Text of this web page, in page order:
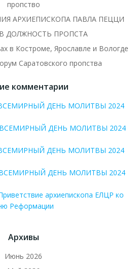
пропство
АРХИЕПИСКОПА ПАВЛА ПЕЦЦИ
ДОЛЖНОСТЬ ПРОПСТА
в Костроме, Ярославле и Вологде
Саратовского пропства
комментарии
ДЕНЬ МОЛИТВЫ 2024
ВСЕМИРНЫЙ ДЕНЬ МОЛИТВЫ 2024
ДЕНЬ МОЛИТВЫ 2024
ДЕНЬ МОЛИТВЫ 2024
архиепископа ЕЛЦР ко
Реформации
Архивы
Июнь 2026